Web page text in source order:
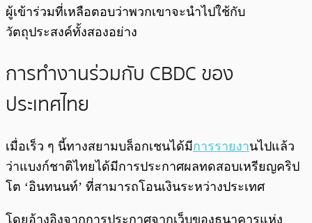
ผู้เข้าร่วมที่เหลือตอบว่าพวกเขาจะนำไปใช้กับ
วัตถุประสงค์ทั้งสองอย่าง
การทำงานร่วมกับ CBDC ของ
ประเทศไทย
เมื่อเร็ว ๆ นี้ทางสยามบล็อกเชนได้มีการรายงานไปแล้ว
ว่าแบงก์ชาติไทยได้มีการประกาศผลทดสอบเหรียญคริป
โต ‘อินทนนท์’ ที่สามารถโอนเงินระหว่างประเทศ
โดยอ้างอิงจากการประกาศจากเว็บของธนาคารแห่ง